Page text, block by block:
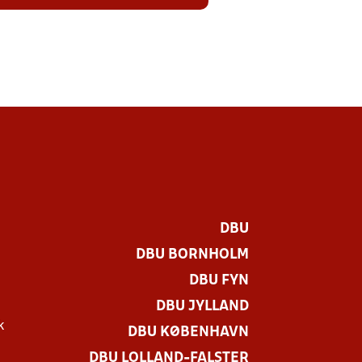
DBU
DBU BORNHOLM
DBU FYN
DBU JYLLAND
DBU KØBENHAVN
DBU LOLLAND-FALSTER